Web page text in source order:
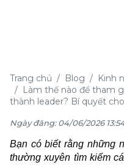
Trang chủ Blog
Kinh
Làm thế nào để tham
thành leader? Bí quyết
Ngày đăng: 04/06/2026
Bạn có biết rằng những
thường xuyên tìm kiếm